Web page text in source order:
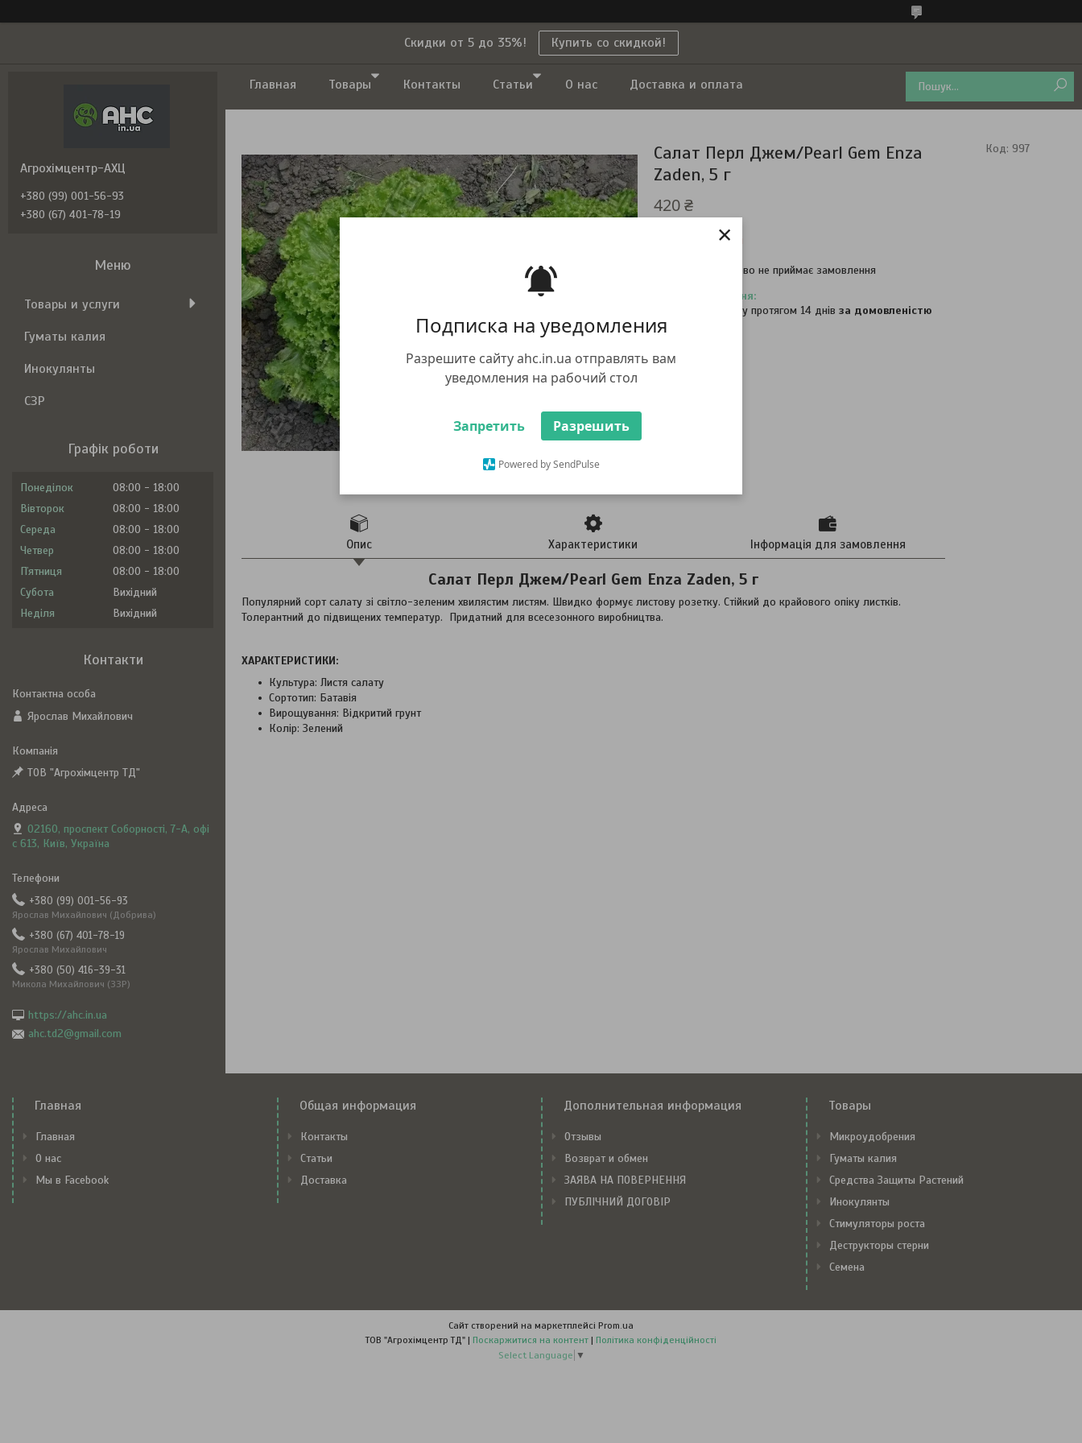
Подписка на уведомления
Разрешите сайту ahc.in.ua отправлять вам
уведомления на рабочий стол
Запретить Разрешить
Powered by SendPulse
×
Скидки от 5 до 35%! Купить со скидкой!
Главная Товары Контакты Статьи О нас Доставка и оплата
Салат Перл Джем/Pearl Gem Enza
Zaden, 5 г
420 ₴
Немає в наявності
Код: 997
Компанія тимчасово не приймає замовлення
повернення товару протягом 14 днів за домовленістю
Опис Характеристики Інформація для замовлення
Салат Перл Джем/Pearl Gem Enza Zaden, 5 г
Популярний сорт салату зі світло-зеленим хвилястим листям. Швидко формує листову розетку. Стійкий до крайового опіку листків.
Толерантний до підвищених температур. Придатний для всесезонного виробництва.
ХАРАКТЕРИСТИКИ:
Культура: Листя салату
Сортотип: Батавія
Вирощування: Відкритий грунт
Колір: Зелений
Агрохімцентр-АХЦ
+380 (99) 001-56-93
+380 (67) 401-78-19
Товары и услуги
Гуматы калия
Инокулянты
СЗР
Графік роботи
Понеділок 08:00
18:00
Вівторок
08:00
18:00
Середа
08:00
18:00
Четвер
08:00
18:00
Пʼятниця
08:00
18:00
Субота
Вихідний
Неділя
Вихідний
Контакти
Ярослав Михайлович
ТОВ "Агрохімцентр ТД"
02160, проспект Соборності, 7-А, офі
с 613, Київ, Україна
+380 (99) 001-56-93
Ярослав Михайлович (Добрива)
+380 (67) 401-78-19
Ярослав Михайлович
+380 (50) 416-39-31
Микола Михайлович (ЗЗР)
https://ahc.in.ua
ahc.td2@gmail.com
Главная
Главная
О нас
Мы в Facebook
Общая информация
Контакты
Статьи
Доставка
Дополнительная информация
Отзывы
Возврат и обмен
ЗАЯВА НА ПОВЕРНЕННЯ
ПУБЛІЧНИЙ ДОГОВІР
Товары
Микроудобрения
Гуматы калия
Средства Защиты Растений
Инокулянты
Стимуляторы роста
Деструкторы стерни
Семена
Сайт створений на маркетплейсі Prom.ua
ТОВ "Агрохімцентр ТД" | Поскаржитися на контент | Політика конфіденційності
Select Language ▼